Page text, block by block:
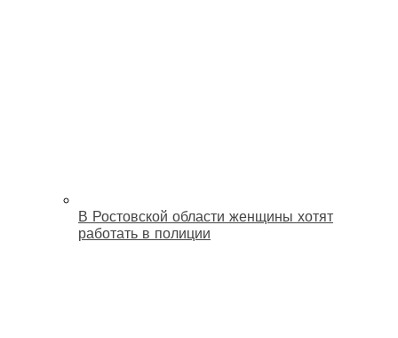
В Ростовской области женщины хотят
работать в полиции